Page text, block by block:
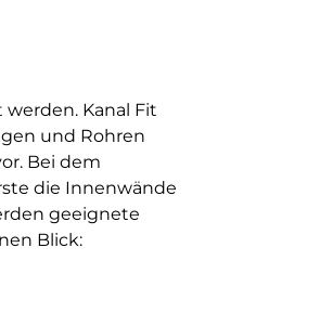
Kanal Fit
und Rohren
Bei dem
die Innenwände
geeignete
Blick: